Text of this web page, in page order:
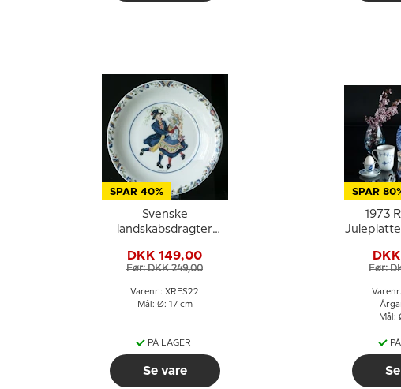
SPAR 40%
Svenske
landskabsdragter
Småland
DKK 149,00
Før: DKK 249,00
Varenr.: XRFS22
Mål: Ø: 17 cm
PÅ LAGER
Se vare
SPAR
1973
Før:
Mål: